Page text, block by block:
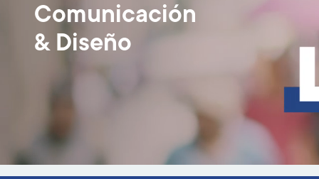
Comunicación
& Diseño